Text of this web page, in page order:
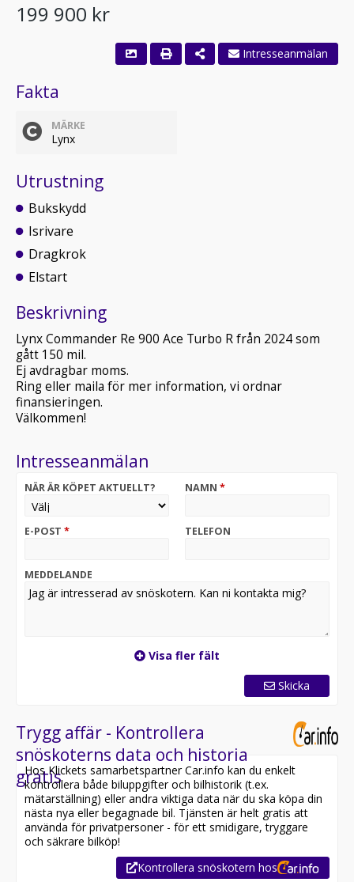
199 900 kr
Fakta
MÄRKE
Lynx
Utrustning
Bukskydd
Isrivare
Dragkrok
Elstart
Beskrivning
Lynx Commander Re 900 Ace Turbo R från 2024 som
gått 150 mil.
Ej avdragbar moms.
Ring eller maila för mer information, vi ordnar
finansieringen.
Välkommen!
Intresseanmälan
NÄR ÄR KÖPET AKTUELLT? NAMN *
E-POST * TELEFON
MEDDELANDE
Visa fler fält
Skicka
Trygg affär - Kontrollera
snöskoterns data och historia
gratis
Hos Klickets samarbetspartner Car.info kan du enkelt
kontrollera både biluppgifter och bilhistorik (t.ex.
mätarställning) eller andra viktiga data när du ska köpa din
nästa nya eller begagnade bil. Tjänsten är helt gratis att
använda för privatpersoner - för ett smidigare, tryggare
och säkrare bilköp!
Kontrollera snöskotern hos